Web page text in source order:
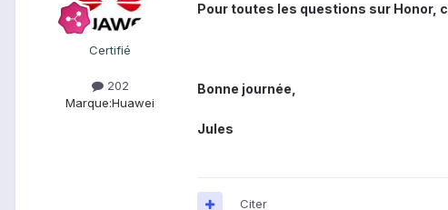
Certifié
202
Marque:Huawei
Pour toutes les questions sur Honor,
Bonne journée,
Jules
Citer